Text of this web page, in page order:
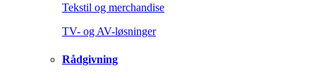
Tekstil og merchandise
TV- og AV-løsninger
Rådgivning